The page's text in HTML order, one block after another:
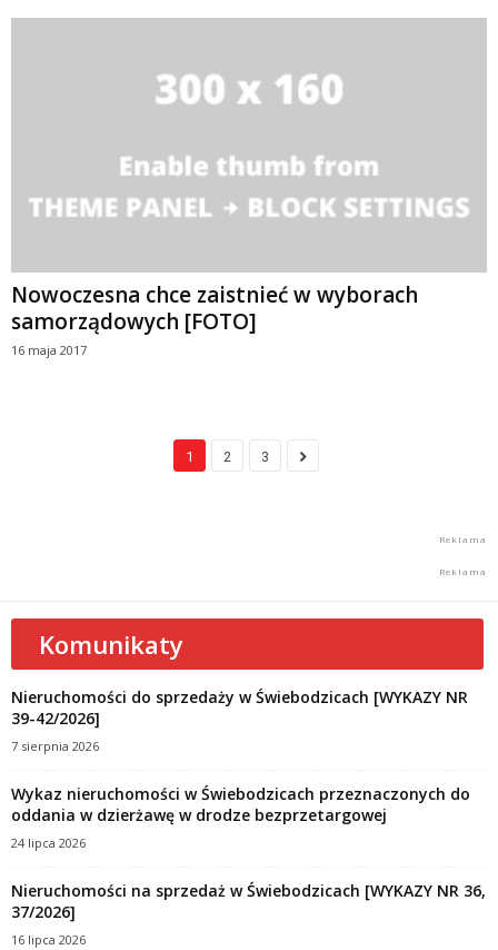
Nowoczesna chce zaistnieć w wyborach
samorządowych [FOTO]
16 maja 2017
1 2 3
Komunikaty
Nieruchomości do sprzedaży w Świebodzicach [WYKAZY NR
39-42/2026]
7 sierpnia 2026
Wykaz nieruchomości w Świebodzicach przeznaczonych do
oddania w dzierżawę w drodze bezprzetargowej
24 lipca 2026
Nieruchomości na sprzedaż w Świebodzicach [WYKAZY NR 36,
37/2026]
16 lipca 2026